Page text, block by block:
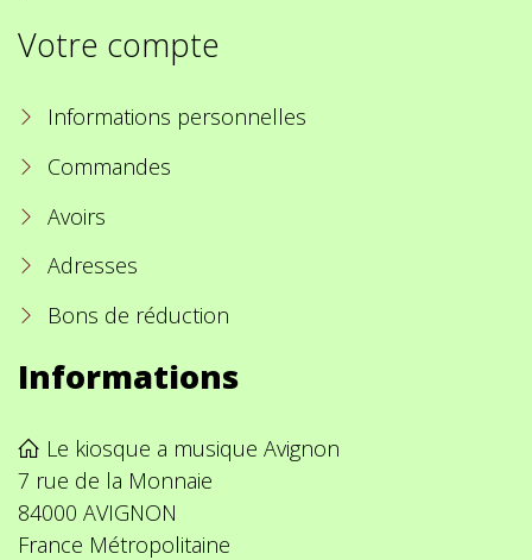
Votre compte
Informations personnelles
Commandes
Avoirs
Adresses
Bons de réduction
Informations
Le kiosque a musique Avignon
7 rue de la Monnaie
84000 AVIGNON
France Métropolitaine